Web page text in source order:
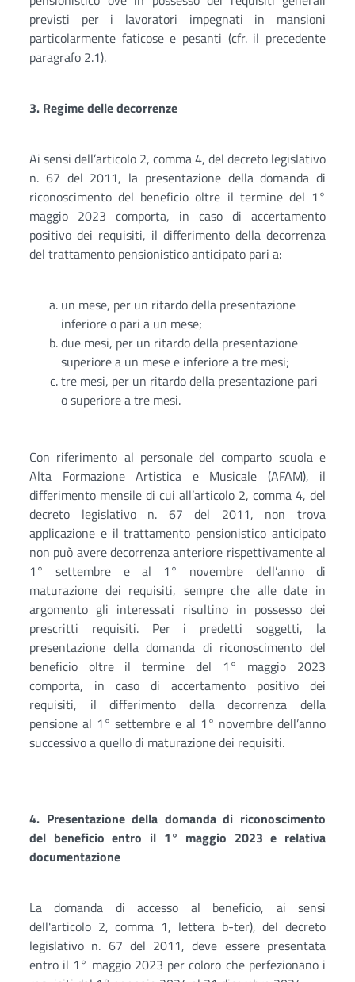
previsti per i lavoratori impegnati in mansioni
particolarmente faticose e pesanti (cfr. il precedente
paragrafo 2.1).
3. Regime delle decorrenze
Ai sensi dell’articolo 2, comma 4, del decreto legislativo
n. 67 del 2011, la presentazione della domanda di
riconoscimento del beneficio oltre il termine del 1°
maggio 2023 comporta, in caso di accertamento
positivo dei requisiti, il differimento della decorrenza
del trattamento pensionistico anticipato pari a:
un mese, per un ritardo della presentazione
inferiore o pari a un mese;
due mesi, per un ritardo della presentazione
superiore a un mese e inferiore a tre mesi;
tre mesi, per un ritardo della presentazione pari
o superiore a tre mesi.
Con riferimento al personale del comparto scuola e
Alta Formazione Artistica e Musicale (AFAM), il
differimento mensile di cui all’articolo 2, comma 4, del
decreto legislativo n. 67 del 2011, non trova
applicazione e il trattamento pensionistico anticipato
non può avere decorrenza anteriore rispettivamente al
1° settembre e al 1° novembre dell’anno di
maturazione dei requisiti, sempre che alle date in
argomento gli interessati risultino in possesso dei
prescritti requisiti. Per i predetti soggetti, la
presentazione della domanda di riconoscimento del
beneficio oltre il termine del 1° maggio 2023
comporta, in caso di accertamento positivo dei
requisiti, il differimento della decorrenza della
pensione al 1° settembre e al 1° novembre dell’anno
successivo a quello di maturazione dei requisiti.
4. Presentazione della domanda di riconoscimento
del beneficio entro il 1° maggio 2023 e relativa
documentazione
La domanda di accesso al beneficio, ai sensi
dell'articolo 2, comma 1, lettera b-ter), del decreto
legislativo n. 67 del 2011, deve essere presentata
entro il 1° maggio 2023 per coloro che perfezionano i